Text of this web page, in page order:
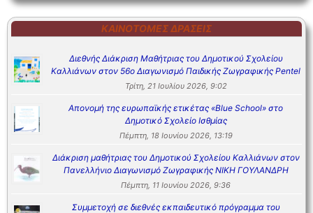
ΚΑΙΝΟΤΌΜΕΣ ΔΡΆΣΕΙΣ
Διεθνής Διάκριση Μαθήτριας του Δημοτικού Σχολείου
Καλλιάνων στον 56ο Διαγωνισμό Παιδικής Ζωγραφικής Pentel
Τρίτη, 21 Ιουλίου 2026, 9:02
Απονομή της ευρωπαϊκής ετικέτας «Blue School» στο
Δημοτικό Σχολείο Ισθμίας
Πέμπτη, 18 Ιουνίου 2026, 13:19
Διάκριση μαθήτριας του Δημοτικού Σχολείου Καλλιάνων στον
Πανελλήνιο Διαγωνισμό Ζωγραφικής ΝΙΚΗ ΓΟΥΛΑΝΔΡΗ
Πέμπτη, 11 Ιουνίου 2026, 9:36
Συμμετοχή σε διεθνές εκπαιδευτικό πρόγραμμα του